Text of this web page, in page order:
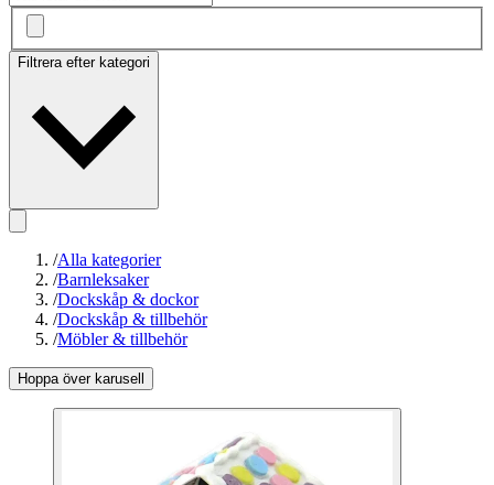
Filtrera efter kategori
/Alla kategorier
/Barnleksaker
/Dockskåp & dockor
/Dockskåp & tillbehör
/Möbler & tillbehör
Hoppa över karusell